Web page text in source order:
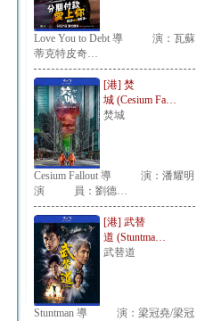
Love You to Debt 導 演：瓦蘇
蒂克特皮奇…
[港] 焚
城 (Cesium Fa…
焚城
Cesium Fallout 導 演：潘耀明
演 員：劉德…
[港] 武替
道 (Stuntma…
武替道
Stuntman 導 演：梁冠堯/梁冠